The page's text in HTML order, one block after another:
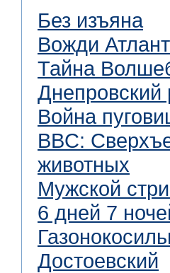
Без изъяна
Вожди
Тайна
Днепровский
Война
BBC:
животных
Мужской
6 дней 7
Достоевский